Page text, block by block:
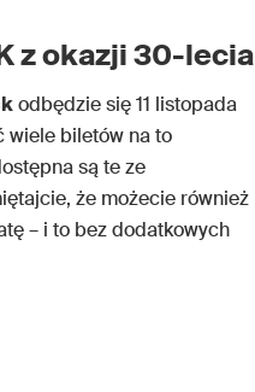
z okazji 30-lecia
odbędzie się 11 listopada
wiele biletów na to
są te ze
że możecie również
– i to bez dodatkowych